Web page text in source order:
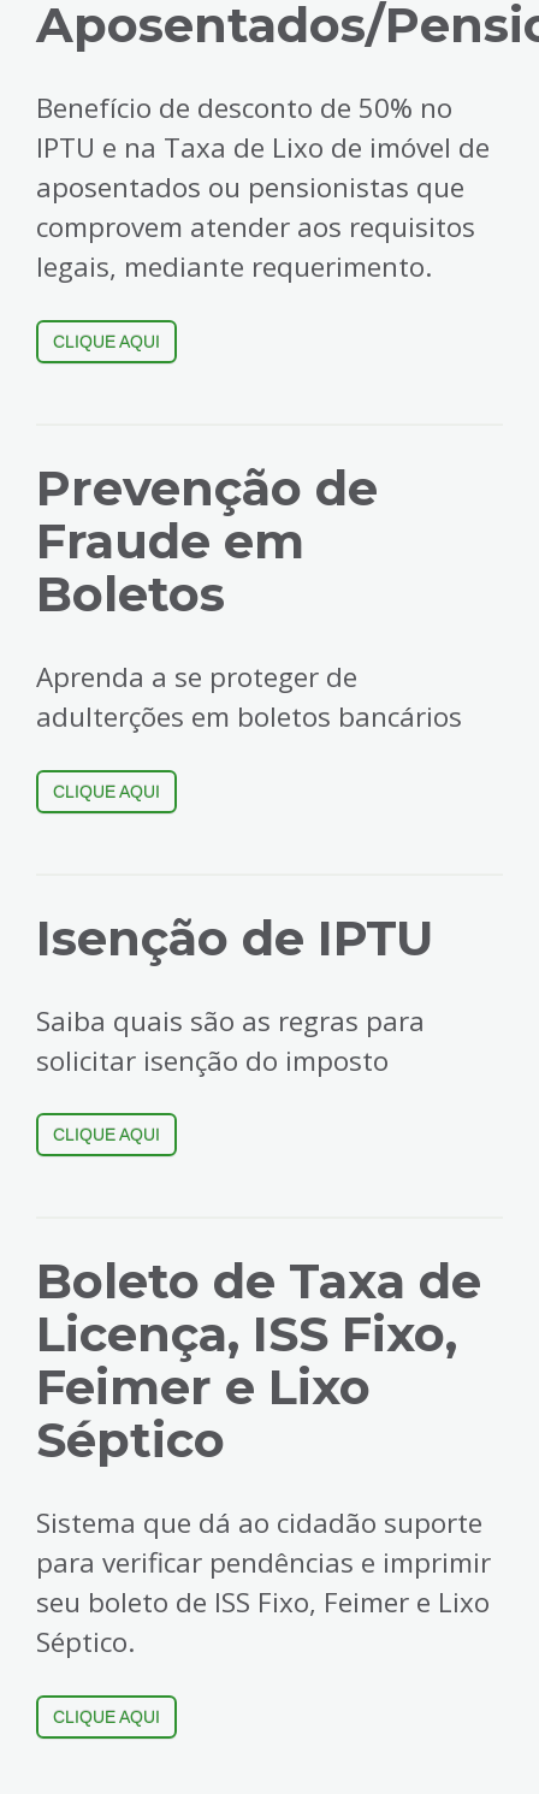
Aposentados/
Benefício de desconto de 50% no
IPTU e na Taxa de Lixo de imóvel de
aposentados ou pensionistas que
comprovem atender aos requisitos
legais, mediante requerimento.
CLIQUE AQUI
Prevenção de
Fraude em
Boletos
Aprenda a se proteger de
adulterções em boletos bancários
CLIQUE AQUI
Isenção de IPTU
Saiba quais são as regras para
solicitar isenção do imposto
CLIQUE AQUI
Boleto de Taxa de
Licença, ISS Fixo,
Feimer e Lixo
Séptico
Sistema que dá ao cidadão suporte
para verificar pendências e imprimir
seu boleto de ISS Fixo, Feimer e Lixo
Séptico.
CLIQUE AQUI